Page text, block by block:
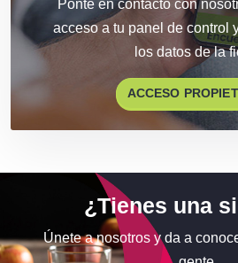
Ponte en contacto con
acceso a tu panel de control
los datos de la
ACCESO
¿Tienes una
Únete a nosotros y da a